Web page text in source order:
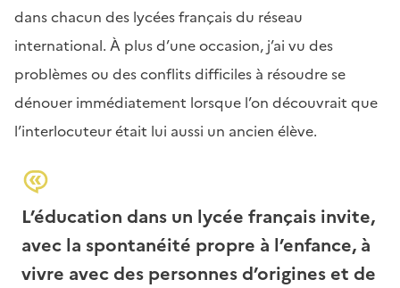
dans chacun des lycées français du réseau
international. À plus d’une occasion, j’ai vu des
problèmes ou des conflits difficiles à résoudre se
dénouer immédiatement lorsque l’on découvrait que
l’interlocuteur était lui aussi un ancien élève.
L’éducation dans un lycée français invite,
avec la spontanéité propre à l’enfance, à
vivre avec des personnes d’origines et de